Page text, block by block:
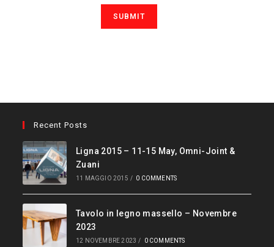
Recent Posts
Ligna 2015 – 11-15 May, Omni-Joint &
Zuani
11 MAGGIO 2015 / 0 COMMENTS
Tavolo in legno massello – Novembre
2023
12 NOVEMBRE 2023 / 0 COMMENTS